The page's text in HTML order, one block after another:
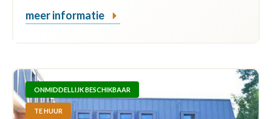
meer informatie
ONMIDDELLIJK BESCHIKBAAR
TE HUUR